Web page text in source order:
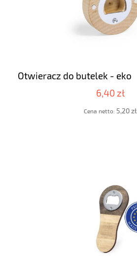
Otwieracz do butelek - eko
6,40 zł
Cena netto: 5,20 zł